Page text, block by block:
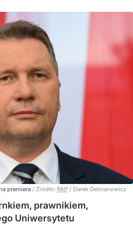
premiera / Źródło: PAP / Darek Delmanowicz
prawnikiem,
Uniwersytetu